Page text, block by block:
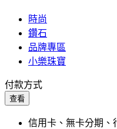
時尚
鑽石
品牌專區
小樂珠寶
付款方式
查看
信用卡、無卡分期、